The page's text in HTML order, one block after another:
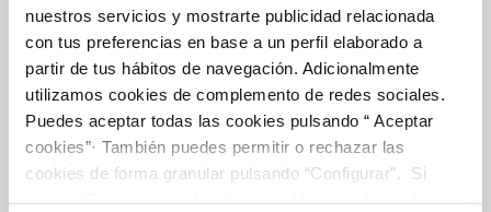
nuestros servicios y mostrarte publicidad relacionada
con tus preferencias en base a un perfil elaborado a
partir de tus hábitos de navegación. Adicionalmente
utilizamos cookies de complemento de redes sociales.
Puedes aceptar todas las cookies pulsando “ Aceptar
cookies”· También puedes permitir o rechazar las
cookies de forma granular pulsando “Configurar”. Si
Inicio
Gestiones Online